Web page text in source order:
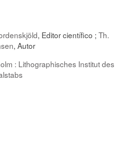
, Editor científico ; Th.
, Autor
: Lithographisches Institut des